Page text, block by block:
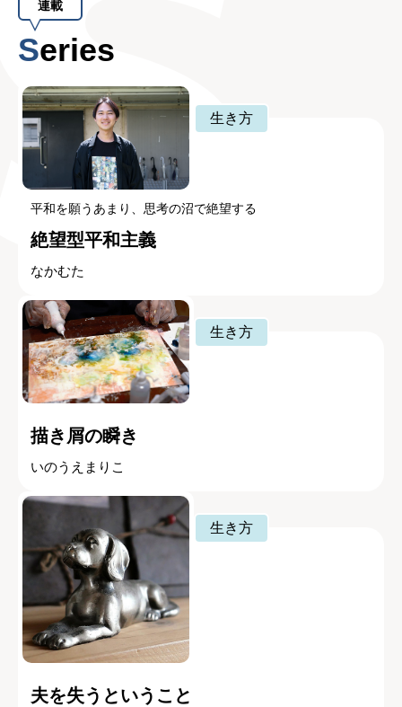
連載
Series
生き方
平和を願うあまり、思考の沼で絶望する
絶望型平和主義
なかむた
生き方
描き屑の瞬き
いのうえまりこ
生き方
夫を失うということ